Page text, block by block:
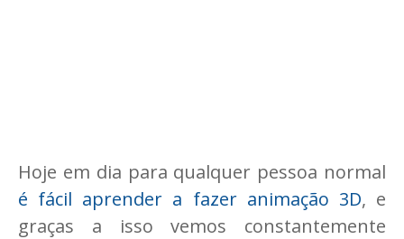
Hoje em dia para qualquer pessoa normal
é fácil aprender a fazer animação 3D, e
graças a isso vemos constantemente